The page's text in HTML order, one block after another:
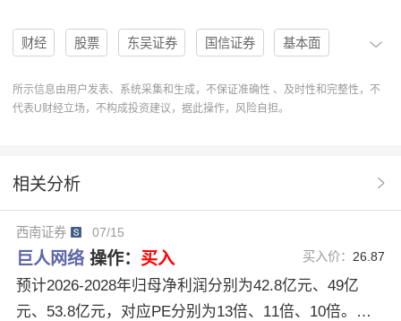
财经 股票 东吴证券 国信证券 基本面
业绩超预期 机构 分析 PE EPS 净利润
征途 球球大作战
超自然行动组
所示信息由用户发表、系统采集和生成，不保证准确性 、及时性和完整性，不
代表U财经立场，不构成投资建议，据此操作，风险自担。
相关分析
西南证券 07/15
巨人网络 操作： 买入 买入价： 26.87
预计2026-2028年归母净利润分别为42.8亿元、49亿
元、53.8亿元，对应PE分别为13倍、11倍、10倍。公